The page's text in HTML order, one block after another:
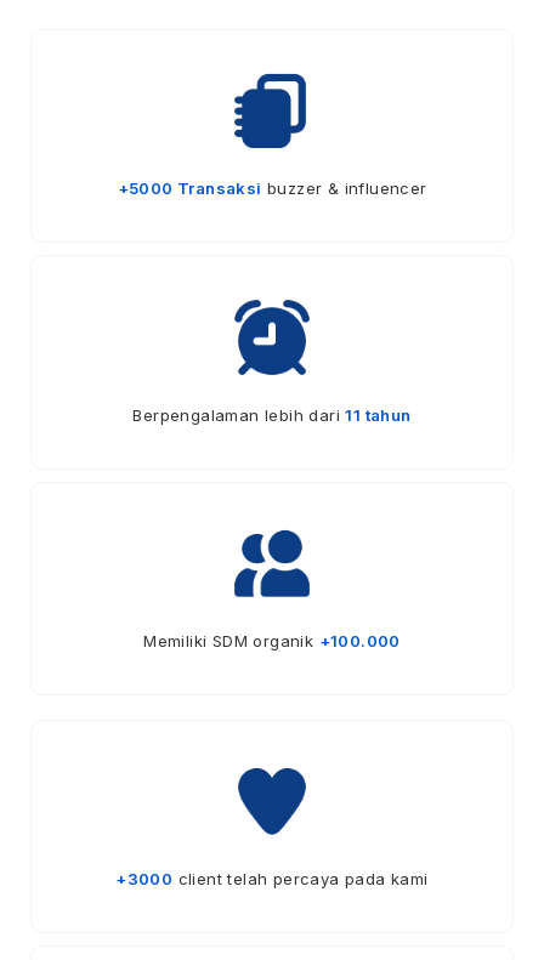
+5000 Transaksi buzzer & influencer
Berpengalaman lebih dari11 tahun
Memiliki SDM organik +100.000
+3000 client telah percaya pada kami